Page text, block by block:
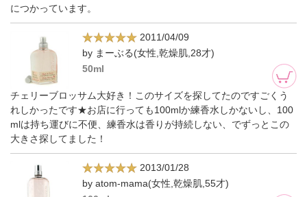
につかっています。
2011/04/09
by まーぶる(女性,乾燥肌,28才)
50ml
チェリーブロッサム大好き！このサイズを探してたのですごくう
れしかったです★お店に行っても100mlか練香水しかないし、100
mlは持ち運びに不便、練香水は香りが持続しない、でずっとこの
大きさ探してました！
2013/01/28
by atom-mama(女性,乾燥肌,55才)